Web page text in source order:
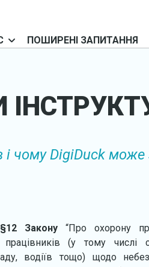
ПОШИРЕНІ ЗАПИТАННЯ
чому DigiDuck може
§12 Закону
“Про охорону
працівників (у тому числі
водіїв тощо) щодо